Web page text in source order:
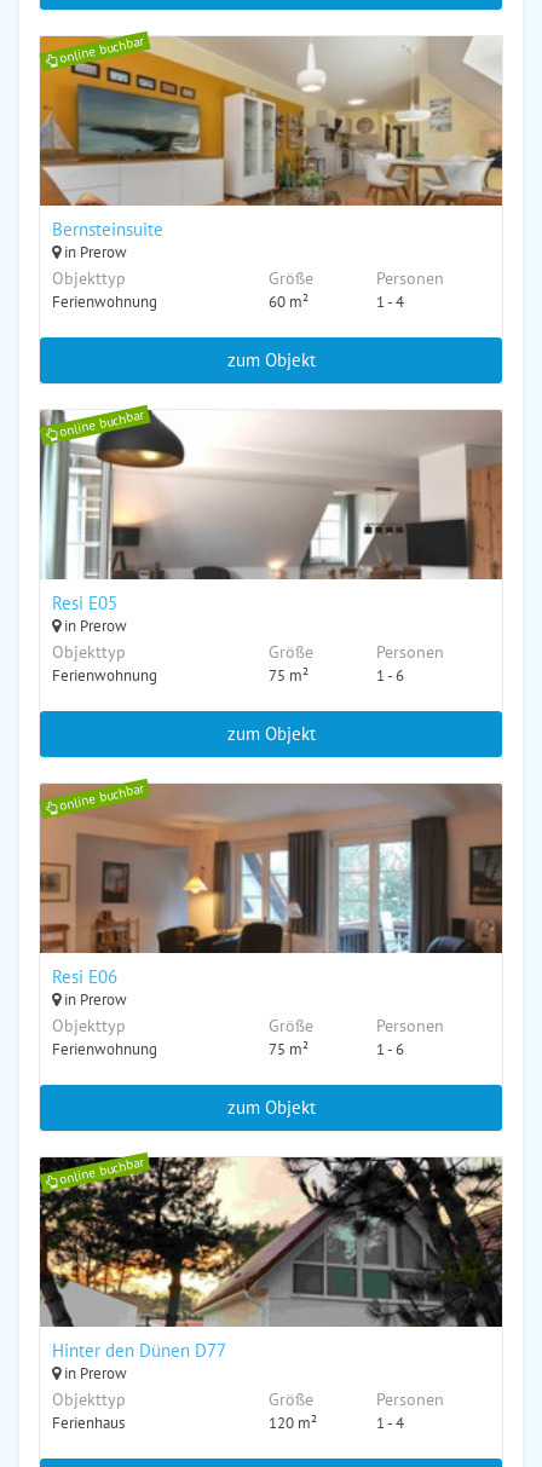
online buchbar
Bernsteinsuite
in Prerow
Objekttyp
Ferienwohnung
Größe
60 m²
Personen
1 - 4
zum Objekt
online buchbar
Resi E05
in Prerow
Objekttyp
Ferienwohnung
Größe
75 m²
Personen
1 - 6
zum Objekt
online buchbar
Resi E06
in Prerow
Objekttyp
Ferienwohnung
Größe
75 m²
Personen
1 - 6
zum Objekt
online buchbar
Hinter den Dünen D77
in Prerow
Objekttyp
Ferienhaus
Größe
120 m²
Personen
1 - 4